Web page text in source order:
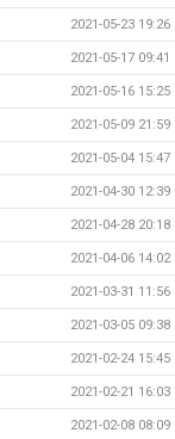
2021-05-23 19:26
2021-05-17 09:41
2021-05-16 15:25
2021-05-09 21:59
2021-05-04 15:47
2021-04-30 12:39
2021-04-28 20:18
2021-04-06 14:02
2021-03-31 11:56
2021-03-05 09:38
2021-02-24 15:45
2021-02-21 16:03
2021-02-08 08:09